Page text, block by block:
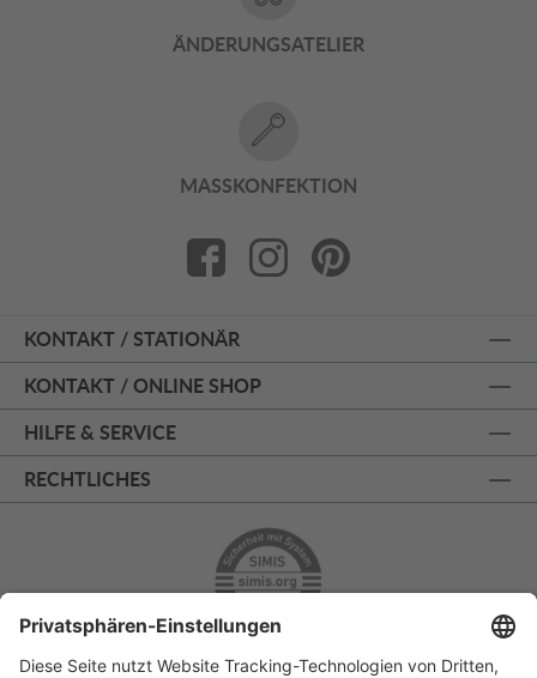
ÄNDERUNGSATELIER
MASSKONFEKTION
KONTAKT / STATIONÄR
KONTAKT / ONLINE SHOP
HILFE & SERVICE
RECHTLICHES